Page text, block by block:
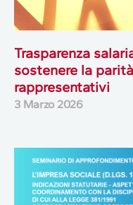
Trasparenza
sostenere la
rappresentativi
3 Marzo 2026